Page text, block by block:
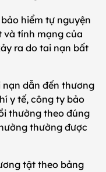
hiểm tự nguyện
và tính mạng của
ra do tai nạn bất
dẫn đến thương
y tế, công ty bảo
thường theo đúng
thường được
tật theo bảng